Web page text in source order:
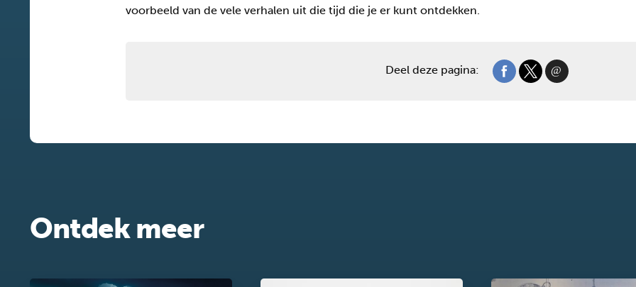
voorbeeld van de vele verhalen uit die tijd die je er kunt ontdekken.
Deel deze pagina:
Ontdek meer